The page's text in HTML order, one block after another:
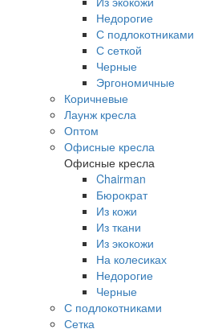
Недорогие
С подлокотниками
С сеткой
Черные
Эргономичные
Коричневые
Лаунж кресла
Оптом
Офисные кресла
Офисные кресла
Chairman
Бюрократ
Из кожи
Из ткани
Из экокожи
На колесиках
Недорогие
Черные
С подлокотниками
Сетка